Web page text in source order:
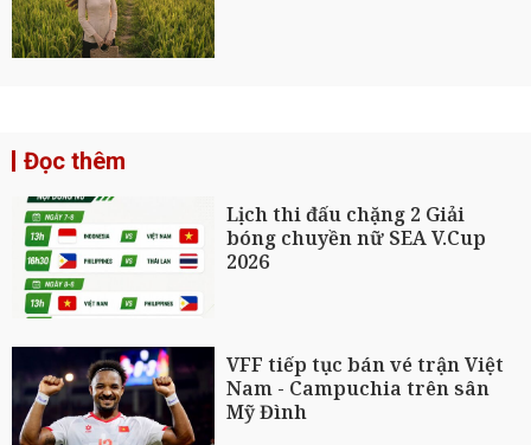
Đọc thêm
Lịch thi đấu chặng 2 Giải
bóng chuyền nữ SEA V.Cup
2026
VFF tiếp tục bán vé trận Việt
Nam - Campuchia trên sân
Mỹ Đình